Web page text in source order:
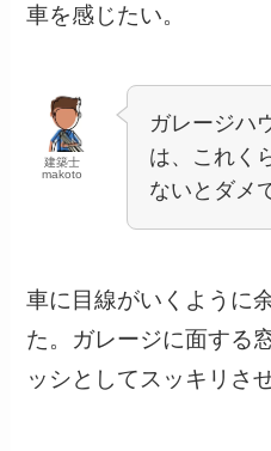
車を感じたい。
建築士
makoto
ガレージハ
は、これく
ないとダメ
車に目線がいくように
た。ガレージに面する
ッシとしてスッキリさ